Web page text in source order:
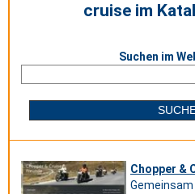
cruise im
Suchen im
Chopper &